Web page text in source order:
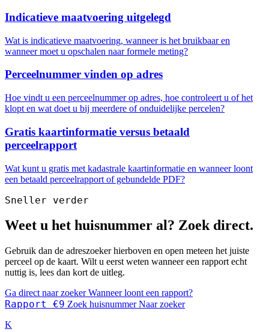
Indicatieve maatvoering uitgelegd
Wat is indicatieve maatvoering, wanneer is het bruikbaar en
wanneer moet u opschalen naar formele meting?
Perceelnummer vinden op adres
Hoe vindt u een perceelnummer op adres, hoe controleert u of het
klopt en wat doet u bij meerdere of onduidelijke percelen?
Gratis kaartinformatie versus betaald
perceelrapport
Wat kunt u gratis met kadastrale kaartinformatie en wanneer loont
een betaald perceelrapport of gebundelde PDF?
Sneller verder
Weet u het huisnummer al? Zoek direct.
Gebruik dan de adreszoeker hierboven en open meteen het juiste
perceel op de kaart. Wilt u eerst weten wanneer een rapport echt
nuttig is, lees dan kort de uitleg.
Ga direct naar zoekerWanneer loont een rapport?
Rapport €9 Zoek huisnummer Naar zoeker
K